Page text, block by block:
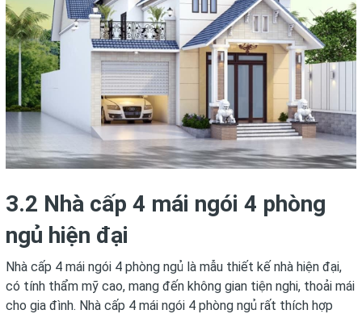
3.2 Nhà cấp 4 mái ngói 4 phòng
ngủ hiện đại
Nhà cấp 4 mái ngói 4 phòng ngủ là mẫu thiết kế nhà hiện đại,
có tính thẩm mỹ cao, mang đến không gian tiện nghi, thoải mái
cho gia đình. Nhà cấp 4 mái ngói 4 phòng ngủ rất thích hợp